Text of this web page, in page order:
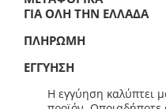
ΓΙΑ ΌΛΗ ΤΗΝ ΕΛΛΆΔΑ
ΠΛΗΡΩΜΉ
ΕΓΓΎΗΣΗ
Η εγγύηση καλύπτει